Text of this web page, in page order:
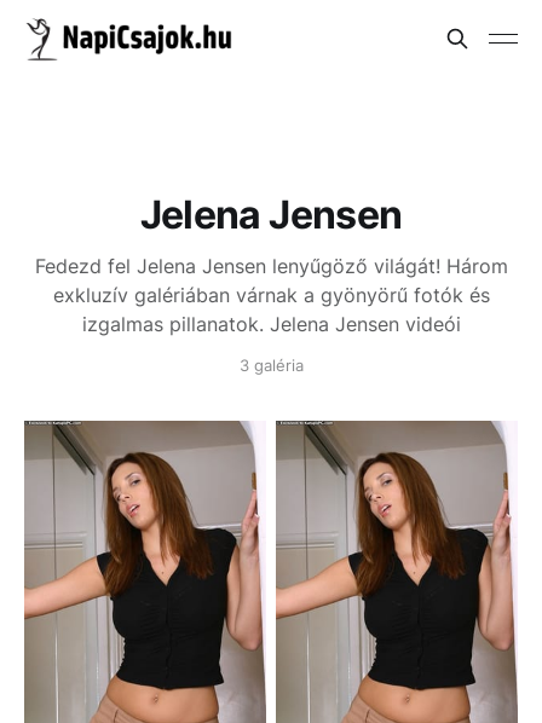
Jelena Jensen
Fedezd fel Jelena Jensen lenyűgöző világát! Három
exkluzív galériában várnak a gyönyörű fotók és
izgalmas pillanatok. Jelena Jensen videói
3 galéria